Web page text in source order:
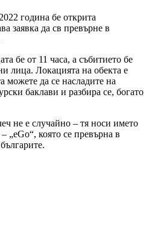
година бе открита
заявка да св превърне в
бе от 11 часа, а събитието бе
лица. Локацията на обекта е
можете да се насладите на
баклави и разбира се, богато
не е случайно – тя носи името
„eGo“, която се превърна в